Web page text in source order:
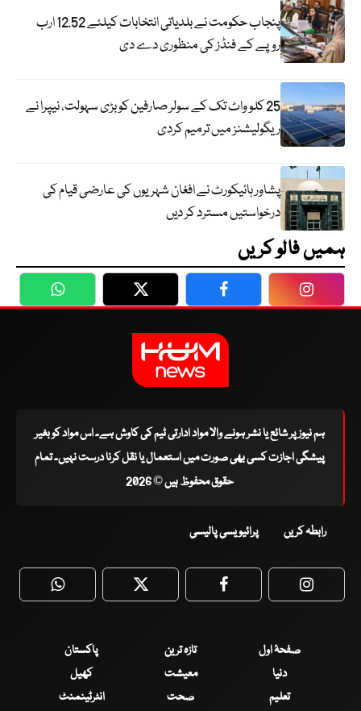
پنجاب حکومت نے بلدیاتی انتخابات کیلئے 12.52 ارب
روپے کے فنڈز کی منظوری دے دی
25 کلو واٹ تک کے سولر صارفین کو بڑی سہولت، نیپرا نے
ریگولیشنز میں ترمیم کردی
پشاور ہائیکورٹ نے افغان شہریوں کی عارضی قیام کی
درخواستیں مسترد کر دیں
ہمیں فالو کریں
WhatsApp Twitter Facebook
ہم نیوز پر شائع یا نشر ہونے والا مواد ادارتی ٹیم کی کاوش ہے۔ اس مواد کو بغیر
پیشگی اجازت کسی بھی صورت میں استعمال یا نقل کرنا درست نہیں۔ تمام
حقوق محفوظ ہیں © 2026
رابطہ کریں پرائیویسی پالیسی
WhatsApp Twitter Facebook
صفحۂ اول تازہ ترین
پاکستان
دنیا
معیشت
کھیل
تعلیم
صحت انٹرٹینمنٹ